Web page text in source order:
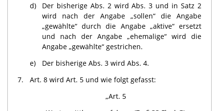
d)
Der bisherige Abs. 2 wird Abs. 3 und in Satz 2
wird nach der Angabe „sollen“ die Angabe
„gewählte“ durch die Angabe „aktive“ ersetzt
und nach der Angabe „ehemalige“ wird die
Angabe „gewählte“ gestrichen.
e)
Der bisherige Abs. 3 wird Abs. 4.
7.
Art. 8 wird Art. 5 und wie folgt gefasst:
„Art. 5